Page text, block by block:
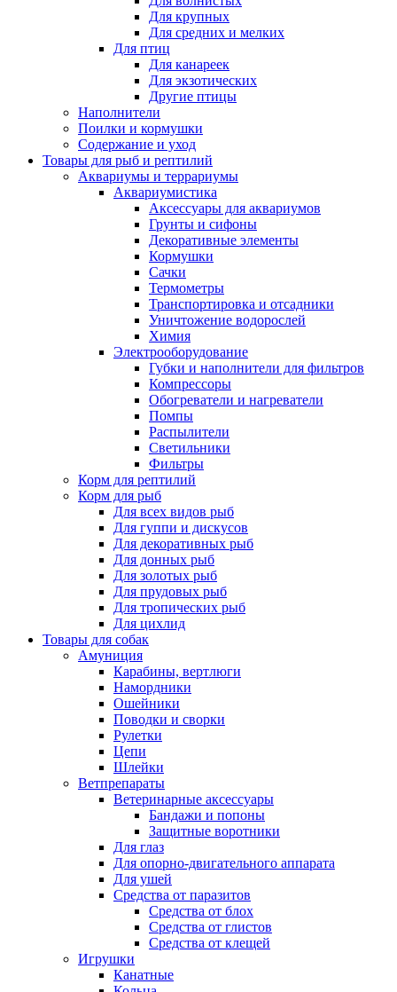
Для крупных
Для средних и мелких
Для птиц
Для канареек
Для экзотических
Другие птицы
Наполнители
Поилки и кормушки
Содержание и уход
Товары для рыб и рептилий
Аквариумы и террариумы
Аквариумистика
Аксессуары для аквариумов
Грунты и сифоны
Декоративные элементы
Кормушки
Сачки
Термометры
Транспортировка и отсадники
Уничтожение водорослей
Химия
Электрооборудование
Губки и наполнители для фильтров
Компрессоры
Обогреватели и нагреватели
Помпы
Распылители
Светильники
Фильтры
Корм для рептилий
Корм для рыб
Для всех видов рыб
Для гуппи и дискусов
Для декоративных рыб
Для донных рыб
Для золотых рыб
Для прудовых рыб
Для тропических рыб
Для цихлид
Товары для собак
Амуниция
Карабины, вертлюги
Намордники
Ошейники
Поводки и сворки
Рулетки
Цепи
Шлейки
Ветпрепараты
Ветеринарные аксессуары
Бандажи и попоны
Защитные воротники
Для глаз
Для опорно-двигательного аппарата
Для ушей
Средства от паразитов
Средства от блох
Средства от глистов
Средства от клещей
Игрушки
Канатные